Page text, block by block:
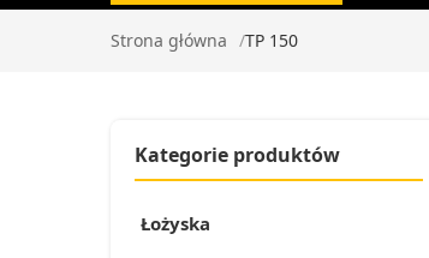
Strona główna TP 150
Kategorie produktów
Łożyska